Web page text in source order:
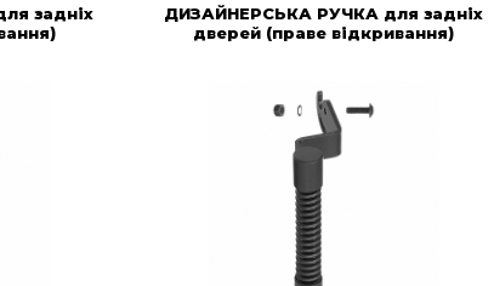
задніх
ДИЗАЙНЕРСЬКА РУЧКА для задніх
дверей (праве відкривання)